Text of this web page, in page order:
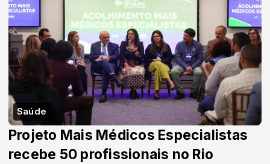
Saúde
Projeto Mais Médicos Especialistas
recebe 50 profissionais no Rio